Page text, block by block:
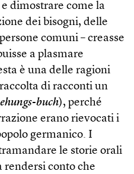
dimostrare come la
dei bisogni, delle
comuni – creasse
a plasmare
è una delle ragioni
di racconti un
buch), perché
erano rievocati i
germanico. I
le storie orali
rendersi conto che